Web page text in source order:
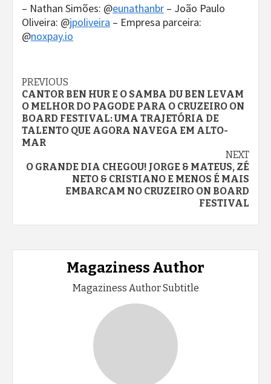
– Nathan Simões: @eunathanbr – João Paulo
Oliveira: @jpoliveira – Empresa parceira:
@noxpay.io
Continue
Reading
PREVIOUS
CANTOR BEN HUR E O SAMBA DU BEN LEVAM
O MELHOR DO PAGODE PARA O CRUZEIRO ON
BOARD FESTIVAL: UMA TRAJETÓRIA DE
TALENTO QUE AGORA NAVEGA EM ALTO-
MAR
NEXT
O GRANDE DIA CHEGOU! JORGE & MATEUS, ZÉ
NETO & CRISTIANO E MENOS É MAIS
EMBARCAM NO CRUZEIRO ON BOARD
FESTIVAL
Magaziness Author
Magaziness Author Subtitle